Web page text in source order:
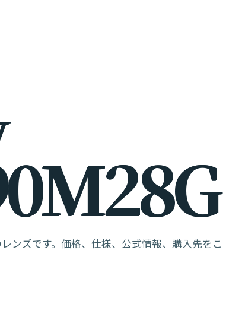
0M28G
ンズです。価格、仕様、公式情報、購入先をこ